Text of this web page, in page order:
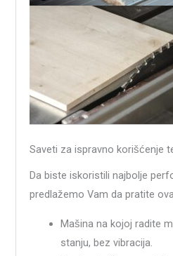
Saveti za ispravno korišćenje
Da biste iskoristili najbolje
predlažemo Vam da pratite
Mašina na kojoj radite
stanju, bez vibracija.